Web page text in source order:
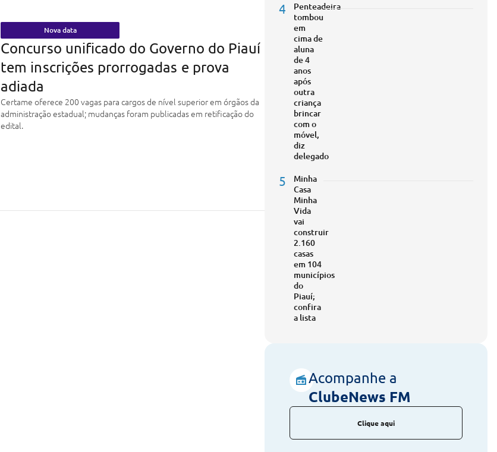
Nova data
Concurso unificado do Governo do Piauí
tem inscrições prorrogadas e prova
adiada
Certame oferece 200 vagas para cargos de nível superior em órgãos da
administração estadual; mudanças foram publicadas em retificação do
edital.
4
Penteadeira
tombou
em
cima de
aluna
de 4
anos
após
outra
criança
brincar
com o
móvel,
diz
delegado
5
Minha
Casa
Minha
Vida
vai
construir
2.160
casas
em 104
municípios
do
Piauí;
confira
a lista
Acompanhe a
ClubeNews FM
Clique aqui